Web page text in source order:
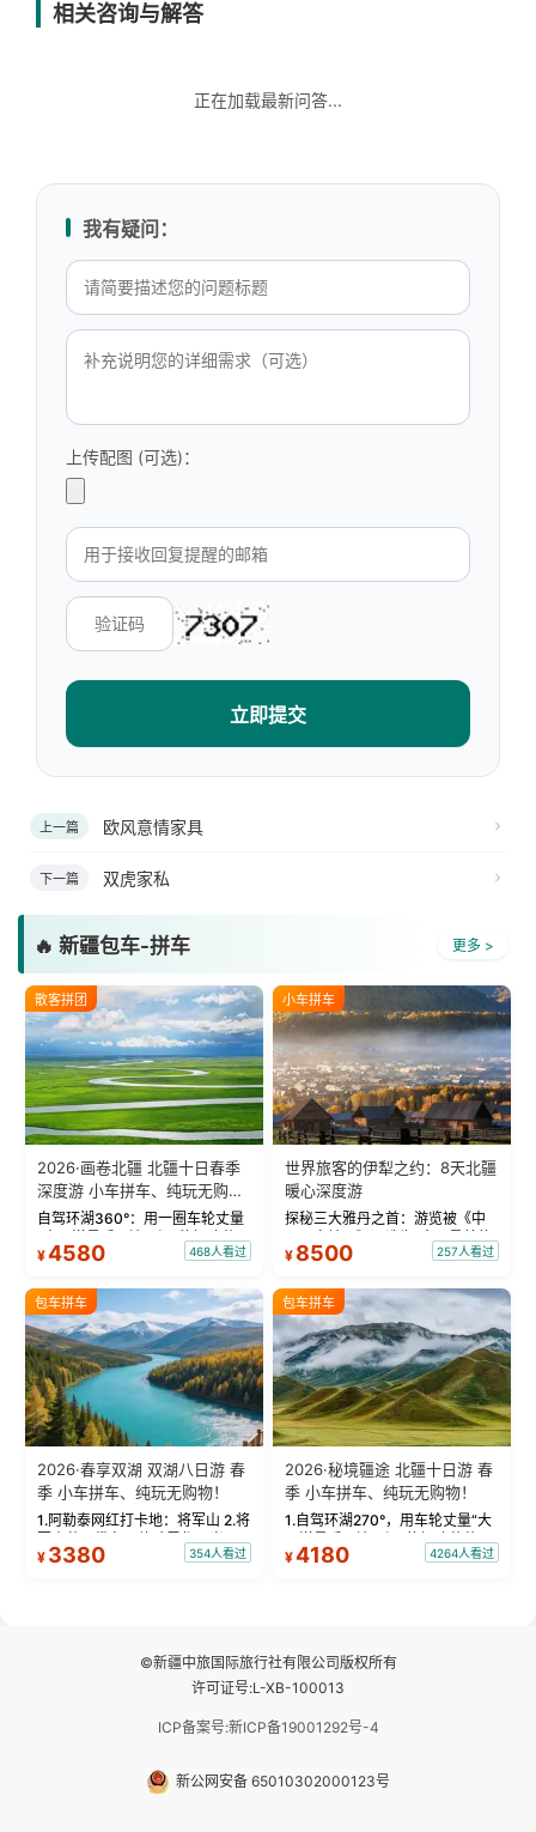
相关咨询与解答
正在加载最新问答...
我有疑问：
上传配图 (可选)：
立即提交
上一篇 欧风意情家具
下一篇 双虎家私
🔥 新疆包车-拼车 更多 >
散客拼团
2026·画卷北疆 北疆十日春季
深度游 小车拼车、纯玩无购
物！
自驾环湖360°：用一圈车轮丈量
“大西洋最后一滴眼泪”的极致蔚
蓝。 赛湖旅拍：甄选多款风格服
绝美瞬间。 赛湖坦克300跟车视
频：专业摄影师...
¥4580 468人看过
小车拼车
世界旅客的伊犁之约：8天北疆
暖心深度游
探秘三大雅丹之首：游览被《中
国国家地理》评选为“中国最美的
三大雅丹”第一名的克拉玛依魔鬼
瓦人最大村落——禾木村，欣赏
晨雾与小木...
¥ 8500 257人看过
包车拼车
2026·春享双湖 双湖八日游 春
季 小车拼车、纯玩无购物！
1.阿勒泰网红打卡地：将军山 2.将
军山落日缆车，体验雪都风光 3.
将军山，夕阳派对，蹦迪party 4.
¥ 3380 354人看过
包车拼车
2026·秘境疆途 北疆十日游 春
季 小车拼车、纯玩无购物！
1.自驾环湖270°，用车轮丈量“大
西洋最后一滴眼泪”的极致蔚蓝，
让雪山、花海与深邃湖水在转弯
¥4180 4264人看过
©新疆中旅国际旅行社有限公司版权所有
许可证号:L-XB-100013
ICP备案号:新ICP备19001292号-4
新公网安备 65010302000123号